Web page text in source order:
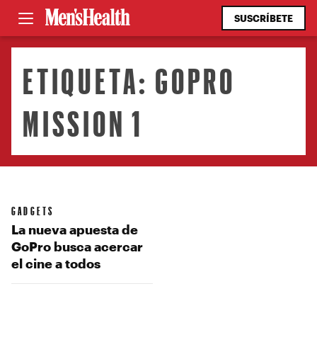
SUSCRÍBETE
ETIQUETA: GOPRO
MISSION 1
GADGETS
La nueva apuesta de
GoPro busca acercar
el cine a todos